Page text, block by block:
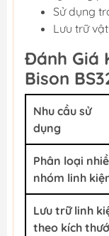
Sử dụng
Lưu trữ
Đánh Giá
Bison
Nhu cầu sử
dụng
Phân loại
nhóm linh
Lưu trữ linh
theo kích